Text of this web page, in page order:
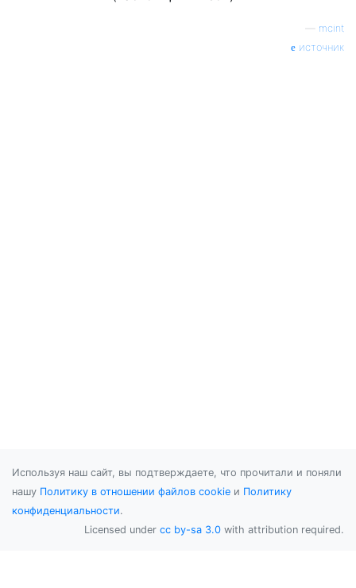
mcint
источник
Используя наш сайт, вы подтверждаете, что прочитали и поняли
нашу Политику в отношении файлов cookie и Политику
конфиденциальности.
Licensed under cc by-sa 3.0 with attribution required.